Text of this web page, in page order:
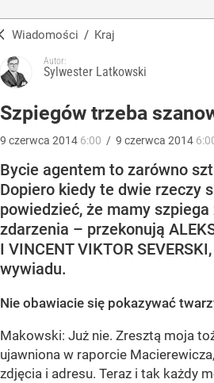
Wiadomości / Kraj
Autor:
Sylwester Latkowski
Szpiegów trzeba
9 czerwca 2014 6:00 / 9 czerwca 2014
Bycie agentem to zarówno
Dopiero kiedy te dwie rzeczy
powiedzieć, że mamy
zdarzenia – przekonują
I VINCENT VIKTOR
wywiadu.
Nie obawiacie się pokazywać
Makowski: Już nie. Zresztą moja
ujawniona w raporcie
zdjęcia i adresu. Teraz i tak każdy